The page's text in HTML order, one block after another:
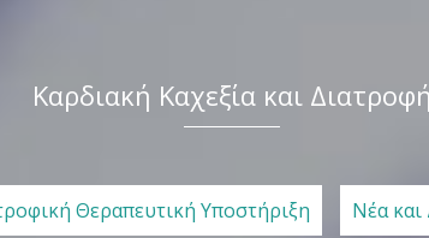
Καρδιακή Καχεξία και Διατροφή
Θεραπευτική Υποστήριξη Νέα και